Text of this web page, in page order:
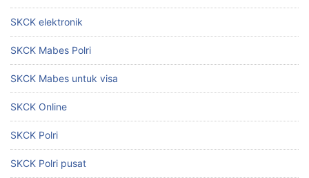
SKCK elektronik
SKCK Mabes Polri
SKCK Mabes untuk visa
SKCK Online
SKCK Polri
SKCK Polri pusat